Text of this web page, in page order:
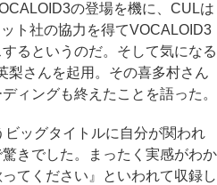
の登場を機に、CULは
ト社の協力を得てVOCALOID3
るというのだ。そして気になる
梨さんを起用。その喜多村さん
ィングも終えたことを語った。
ッグタイトルに自分が関われ
きでした。まったく実感がわか
てください』といわれて収録し